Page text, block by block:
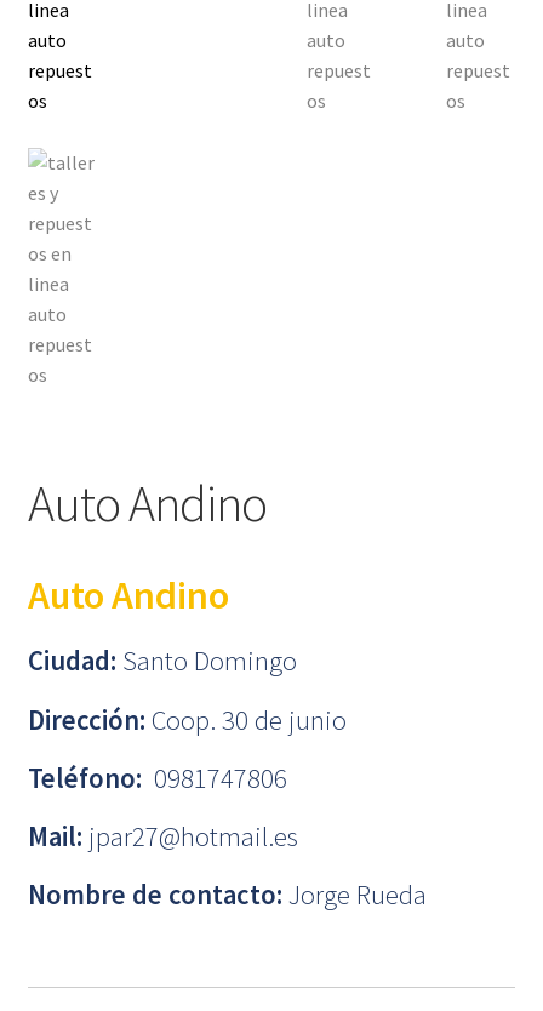
Auto Andino
Auto Andino
Ciudad: Santo Domingo
Dirección: Coop. 30 de junio
Teléfono: 0981747806
Mail: jpar27@hotmail.es
Nombre de contacto: Jorge Rueda